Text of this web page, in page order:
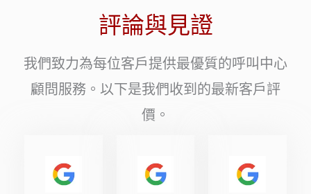
評論與見證
我們致力為每位客戶提供最優質的呼叫中心
顧問服務。以下是我們收到的最新客戶評
價。